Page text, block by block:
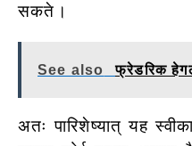
सकते।
See also फ्रेडरिक
अतः पारिशेष्यात् यह